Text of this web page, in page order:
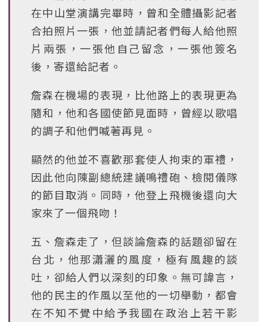
在中山堂演講完畢時，曾和全體攝影記者
合拍照片一張，他並請記者們每人給他照
片兩張，一張他自己留念，一張他簽名
後，寄還給記者。
詹森在機場的表現，比他路上的表現更為
隨和，他和各國使節見面時，曾經以歌唱
的調子和他們喊著再見。
顯然的他並不喜歡那套使人拘束的軍禮，
因此他向陳副總統建議鳴禮砲、檢閱儀隊
的節目取消。同時，他登上飛機後還向大
家來了一個飛吻！
五、詹森走了，但談論詹森的話題卻留在
台北，他那瀟灑的風度，極有風趣的談
吐，卻給人們以深刻的印象。無可諱言，
他的民主的作風以至他的一切舉動，都會
在不知不覺中給予我國在政治上若干影